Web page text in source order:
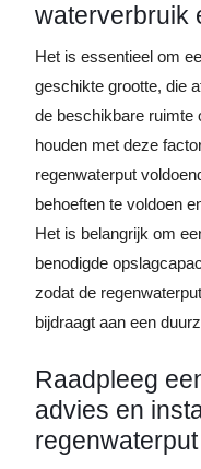
waterverbruik
Het is essentieel om
geschikte grootte, die
de beschikbare ruimte
houden met deze
regenwaterput
behoeften te voldoen
Het is belangrijk om
benodigde
zodat de
bijdraagt aan een
Raadpleeg
advies en
regenwaterput